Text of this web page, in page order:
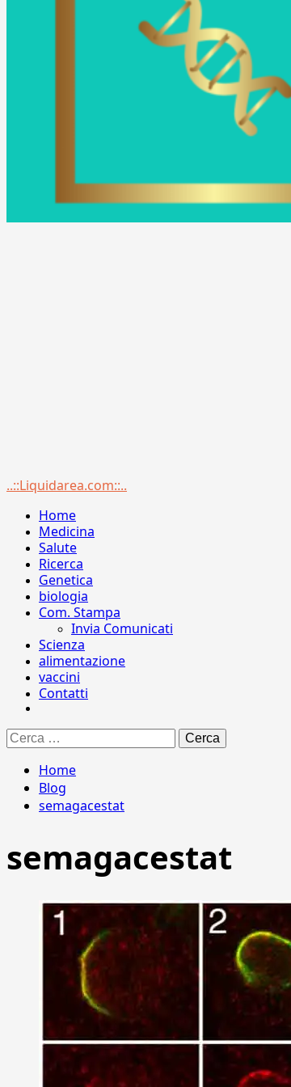
Menu
..::Liquidarea.com::..
Home
Medicina
Salute
Ricerca
Genetica
biologia
Com. Stampa
Invia Comunicati
Scienza
alimentazione
vaccini
Contatti
Ricerca
per:
Home
Blog
semagacestat
semagacestat